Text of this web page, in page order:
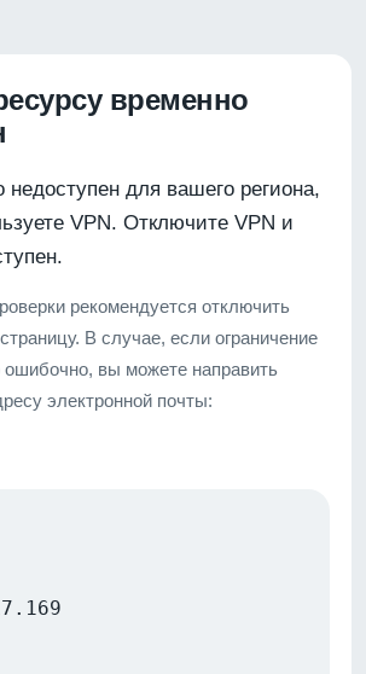
временно
для вашего региона,
VPN. Отключите VPN и
рекомендуется отключить
В случае, если ограничение
вы можете направить
электронной почты: